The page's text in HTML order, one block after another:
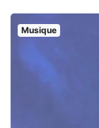
Musique